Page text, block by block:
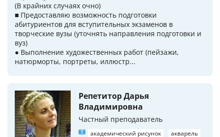
(В крайних случаях очно)
■ Предоставляю возможность подготовки
абитуриентов для вступительных экзаменов в
творческие вузы (уточнять направления подготовки и
вуз)
● Выполнение художественных работ (пейзажи,
натюрморты, портреты, иллюстр...
Репетитор Дарья
Владимировна
Частный преподаватель
академический рисунок
акварель